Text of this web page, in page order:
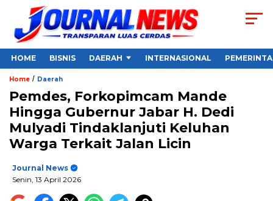
HOME BISNIS DAERAH INTERNASIONAL
Home / Daerah
Pemdes, Forkopimcam Mande
Hingga Gubernur Jabar H. Dedi
Mulyadi Tindaklanjuti Keluhan
Warga Terkait Jalan Licin
Journal News
Senin, 13 April 2026